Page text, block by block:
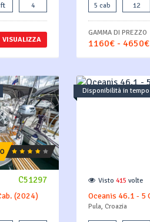
ft 4
VISUALIZZA
5 cab 12
GAMMA DI PREZZO
1160€ - 4650€
C51297
(2024)
Disponibilità in
Visto 415 volte
Oceanis 46.1 - 5
Pula, Croazia